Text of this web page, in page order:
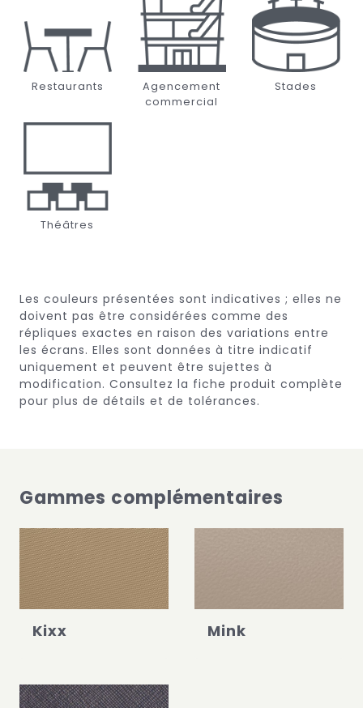
Restaurants
Agencement
commercial
Stades
Théâtres
Les couleurs présentées sont indicatives ; elles ne
doivent pas être considérées comme des
répliques exactes en raison des variations entre
les écrans. Elles sont données à titre indicatif
uniquement et peuvent être sujettes à
modification. Consultez la fiche produit complète
pour plus de détails et de tolérances.
Gammes complémentaires
Kixx Mink